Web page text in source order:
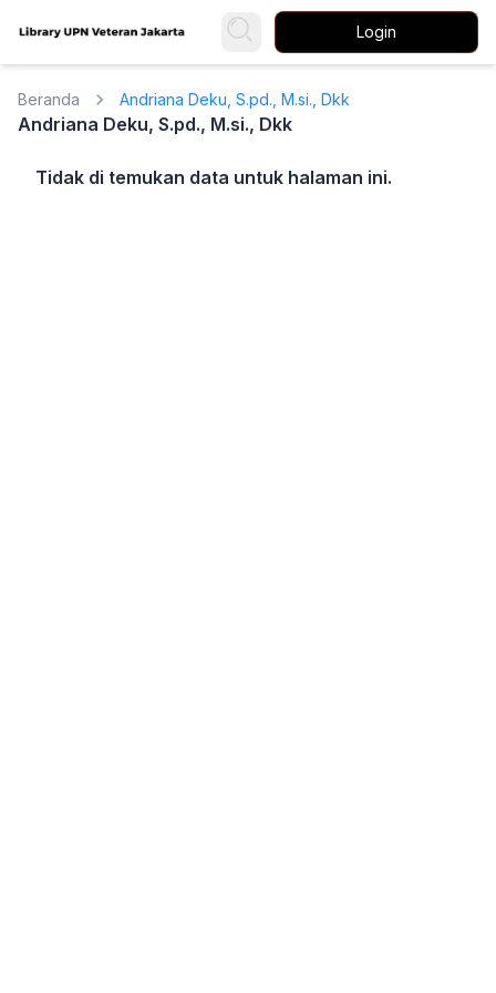
Login
Beranda Andriana Deku, S.pd., M.si., Dkk
Andriana Deku, S.pd., M.si., Dkk
Tidak di temukan data untuk halaman ini.